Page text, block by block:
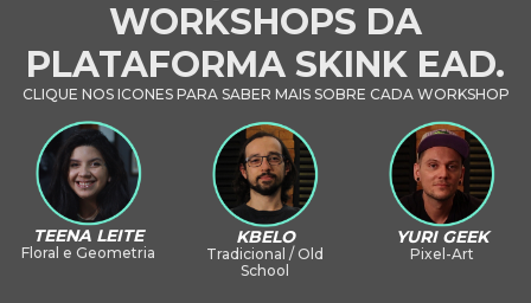
WORKSHOPS DA
PLATAFORMA SKINK EAD.
CLIQUE NOS ICONES PARA SABER MAIS SOBRE CADA WORKSHOP
TEENA LEITE
Floral e Geometria
KBELO
Tradicional / Old
School
YURI GEEK
Pixel-Art